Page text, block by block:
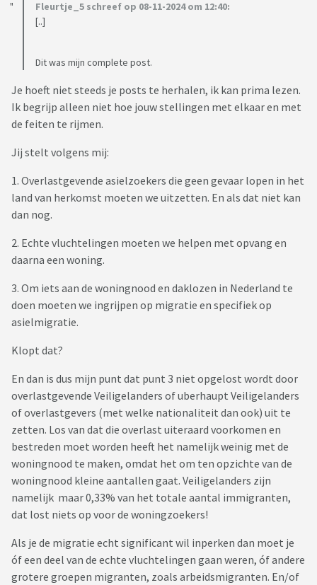
Fleurtje_5 schreef op 08-11-2024 om 12:40:
[..]
Dit was mijn complete post.
Je hoeft niet steeds je posts te herhalen, ik kan prima lezen.
Ik begrijp alleen niet hoe jouw stellingen met elkaar en met
de feiten te rijmen.
Jij stelt volgens mij:
1. Overlastgevende asielzoekers die geen gevaar lopen in het
land van herkomst moeten we uitzetten. En als dat niet kan
dan nog.
2. Echte vluchtelingen moeten we helpen met opvang en
daarna een woning.
3. Om iets aan de woningnood en daklozen in Nederland te
doen moeten we ingrijpen op migratie en specifiek op
asielmigratie.
Klopt dat?
En dan is dus mijn punt dat punt 3 niet opgelost wordt door
overlastgevende Veiligelanders of uberhaupt Veiligelanders
of overlastgevers (met welke nationaliteit dan ook) uit te
zetten. Los van dat die overlast uiteraard voorkomen en
bestreden moet worden heeft het namelijk weinig met de
woningnood te maken, omdat het om ten opzichte van de
woningnood kleine aantallen gaat. Veiligelanders zijn
namelijk maar 0,33% van het totale aantal immigranten,
dat lost niets op voor de woningzoekers!
Als je de migratie echt significant wil inperken dan moet je
óf een deel van de echte vluchtelingen gaan weren, óf andere
grotere groepen migranten, zoals arbeidsmigranten. En/of